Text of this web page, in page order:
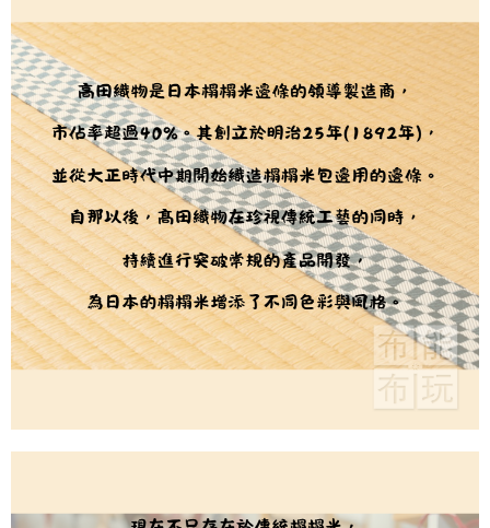
權轉讓予恩沛科技股份有限公司。
２．關於個人資料處理事宜，請瀏覽以下網址：
https://aftee.tw/terms/#terms3
３．未成年的使用者請事先徵得法定代理人或監護人之同意方可使用
「AFTEE先享後付」，若未經同意申辦者引起之損失，本公司不負相關責
任。
４．使用「AFTEE先享後付」時，將依據個別帳號之用戶狀況，依本公司即
時審查核予不同之上限額度；若仍有額度不足之情形，本公司將視審查結果
請求用戶進行身份認證。
５．嚴禁一人註冊多個帳號或使用他人資訊註冊。若發現惡意使用之情形，
恩沛科技股份有限公司將有權停止該用戶之使用額度並採取法律行動。